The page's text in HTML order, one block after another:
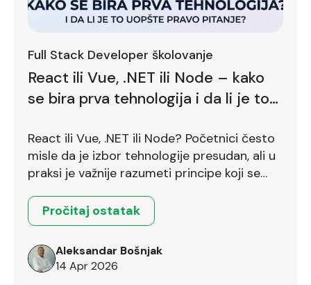
Full Stack Developer školovanje
React ili Vue, .NET ili Node – kako
se bira prva tehnologija i da li je to
React ili Vue, .NET ili Node? Početnici često
misle da je izbor tehnologije presudan, ali u
praksi je važnije razumeti principe koji se
Pročitaj ostatak
Aleksandar Bošnjak
14 Apr 2026